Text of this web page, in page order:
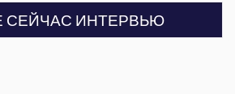
СЕЙЧАС ИНТЕРВЬЮ